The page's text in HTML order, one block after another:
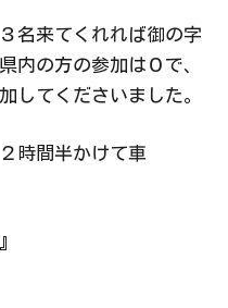
名来てくれれば御の字
内の方の参加は０で、
してくださいました。
時間半かけて車